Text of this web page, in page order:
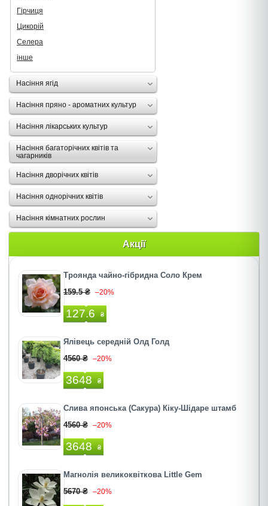
Гірчиця
Цикорій
Селера
інше
Насіння ягід
Насіння пряно - ароматних культур
Насіння лікарських культур
Насіння багаторічних квітів та
чагарників
Насіння дворічних квітів
Насіння однорічних квітів
Насіння кімнатних рослин
Акції
Троянда чайно-гібридна Соло Крем
159.5 ₴ –20%
127.6 ₴
Ялівець середній Олд Голд
4560 ₴ –20%
3648 ₴
Слива японська (Сакура) Кіку-Шідаре штамб
4560 ₴ –20%
3648 ₴
Магнолія великоквіткова Little Gem
5670 ₴ –20%